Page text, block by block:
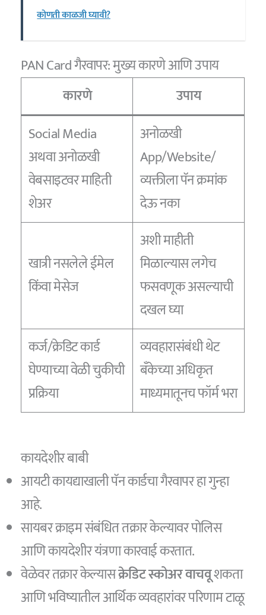
कोणती काळजी घ्यावी?
PAN Card गैरवापर: मुख्य कारणे आणि उपाय
कारणे
उपाय
Social Media
अथवा अनोळखी
वेबसाइटवर माहिती
शेअर
अनोळखी
App/Website/
व्यक्तीला पॅन क्रमांक
देऊ नका
खात्री नसलेले ईमेल
किंवा मेसेज
अशी माहीती
मिळाल्यास लगेच
फसवणूक असल्याची
दखल घ्या
कर्ज/क्रेडिट कार्ड
घेण्याच्या वेळी चुकीची
प्रक्रिया
व्यवहारासंबंधी थेट
बँकेच्या अधिकृत
माध्यमातूनच फॉर्म भरा
कायदेशीर बाबी
आयटी कायद्याखाली पॅन कार्डचा गैरवापर हा गुन्हा
आहे.
सायबर क्राइम संबंधित तक्रार केल्यावर पोलिस
आणि कायदेशीर यंत्रणा कारवाई करतात.
वेळेवर तक्रार केल्यासक्रेडिट स्कोअर वाचवूशकता
आणि भविष्यातील आर्थिक व्यवहारांवर परिणाम टाळू